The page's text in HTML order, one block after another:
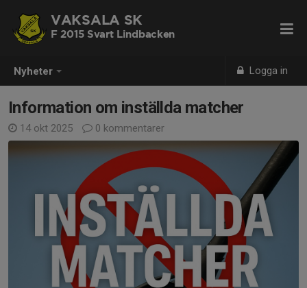
Nyheter Logga in
VAKSALA SK
F 2015 Svart Lindbacken
Information om inställda matcher
14 okt 2025 0 kommentarer